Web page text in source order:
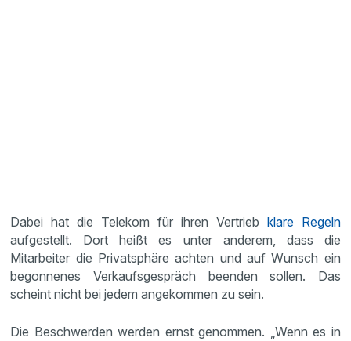
Dabei hat die Telekom für ihren Vertrieb klare Regeln
aufgestellt. Dort heißt es unter anderem, dass die
Mitarbeiter die Privatsphäre achten und auf Wunsch ein
begonnenes Verkaufsgespräch beenden sollen. Das
scheint nicht bei jedem angekommen zu sein.
Die Beschwerden werden ernst genommen. „Wenn es in